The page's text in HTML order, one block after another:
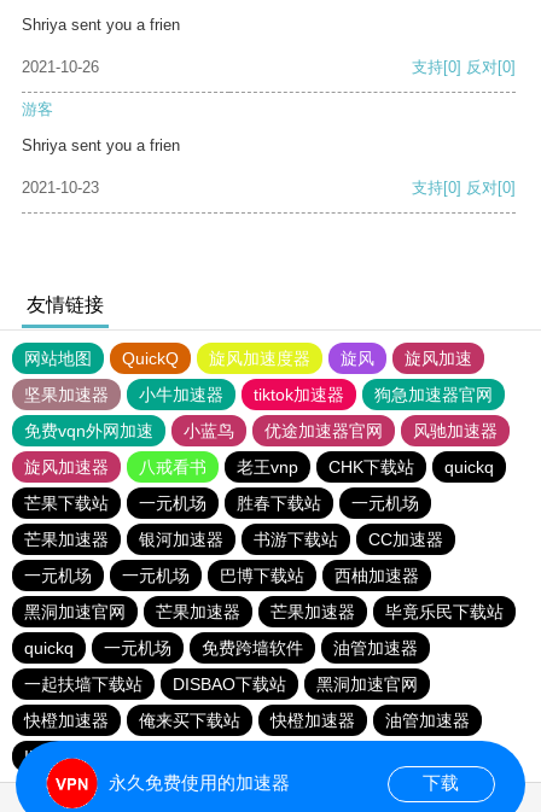
Shriya sent you a frien
2021-10-26 支持[0] 反对[0]
游客
Shriya sent you a frien
2021-10-23 支持[0] 反对[0]
友情链接
网站地图 QuickQ 旋风加速度器 旋风
旋风加速
坚果加速器
小牛加速器 tiktok加速器
狗急加速器官网
免费vqn外网加速
小蓝鸟 优途加速器官网
风驰加速器
旋风加速器
八戒看书 老王vnp CHK下载站
quickq
芒果下载站
一元机场 胜春下载站
一元机场
芒果加速器
银河加速器 书游下载站
CC加速器
一元机场
一元机场 巴博下载站
西柚加速器
黑洞加速官网
芒果加速器 芒果加速器
毕竟乐民下载站
quickq
一元机场 免费跨墙软件
油管加速器
一起扶墙下载站
DISBAO下载站
黑洞加速官网
快橙加速器
俺来买下载站 快橙加速器
油管加速器
INS下载站
永久免费使用的加速器 下载